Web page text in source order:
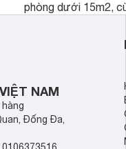
phòng dưới 15m2,
phòng ngủ, phòng
NAM
Đống Đa,